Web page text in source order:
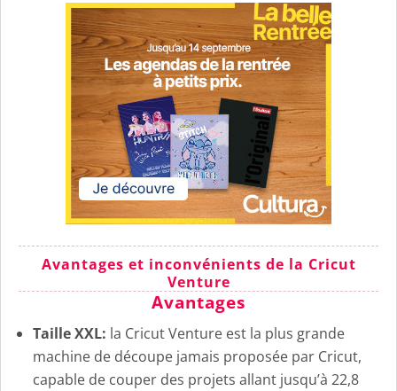
Avantages et inconvénients de la Cricut
Venture
Avantages
Taille XXL: la Cricut Venture est la plus grande
machine de découpe jamais proposée par Cricut,
capable de couper des projets allant jusqu’à 22,8